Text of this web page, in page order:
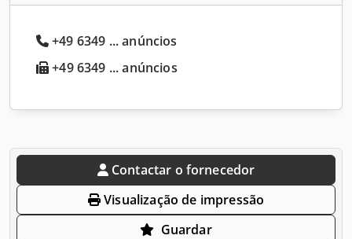
+49 6349 ... anúncios
+49 6349 ... anúncios
Contactar o fornecedor
Visualização de impressão
Guardar